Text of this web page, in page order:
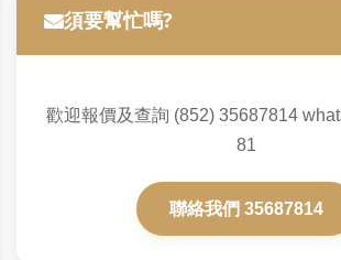
須要幫忙嗎?
歡迎報價及查詢 (852) 35687814
81
聯絡我們 35687814